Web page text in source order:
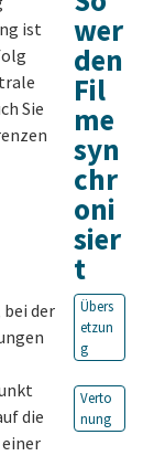
ist
Sie
der
die
wer
den
Fil
me
syn
chr
oni
sier
t
Übers
etzun
g
Verto
nung